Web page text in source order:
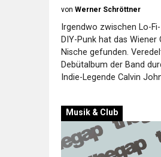
von Werner Schröttner
Irgendwo zwischen Lo-
DIY-Punk hat das
Nische gefunden.
Debütalbum der Band
Indie-Legende Calvin
Musik & Club